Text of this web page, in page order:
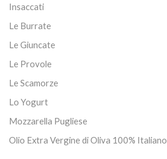
Insaccati
Le Burrate
Le Giuncate
Le Provole
Le Scamorze
Lo Yogurt
Mozzarella Pugliese
Olio Extra Vergine di Oliva 100% Italiano